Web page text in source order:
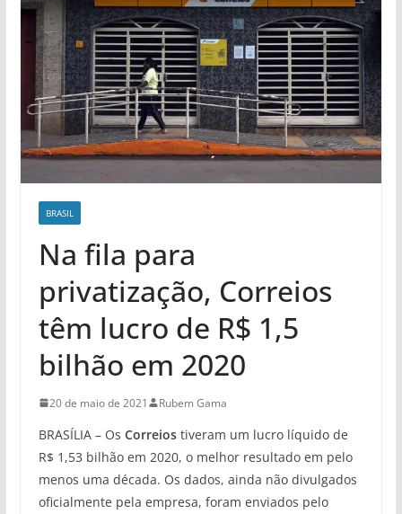
BRASIL
Na fila para
privatização, Correios
têm lucro de R$ 1,5
bilhão em 2020
20 de maio de 2021 Rubem Gama
BRASÍLIA – Os Correiostiveram um lucro líquido de
R$ 1,53 bilhão em 2020, o melhor resultado em pelo
menos uma década. Os dados, ainda não divulgados
oficialmente pela empresa, foram enviados pelo